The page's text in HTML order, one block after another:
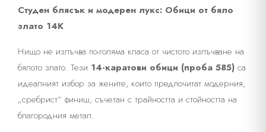
Студен блясък и модерен лукс: Обици от бяло
злато 14К
Нищо не излъчва по-голяма класа от чистото излъчване на
бялото злато. Тези 14-каратови обици (проба 585) са
идеалният избор за жените, които предпочитат модерния,
„сребрист“ финиш, съчетан с трайността и стойността на
благородния метал.